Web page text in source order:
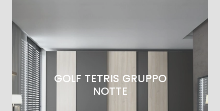
GOLF TETRIS GRUPPO
NOTTE